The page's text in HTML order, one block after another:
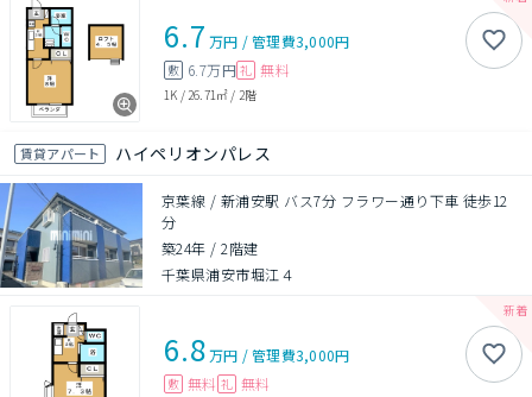
6.7 万円 /管理費3,000円
敷 6.7万円 礼 無料
1K / 26.71㎡ / 2階
賃貸アパート ハイペリオンパレス
京葉線 / 新浦安駅 バス7分 フラワー通り下車 徒歩12
分
築24年 /2階建
千葉県浦安市堀江４
6.8万円 /管理費3,000円
敷 無料 礼 無料